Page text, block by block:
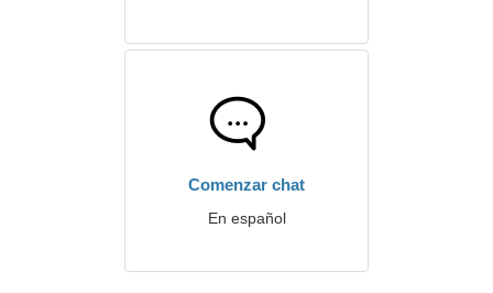
Comenzar chat
En español